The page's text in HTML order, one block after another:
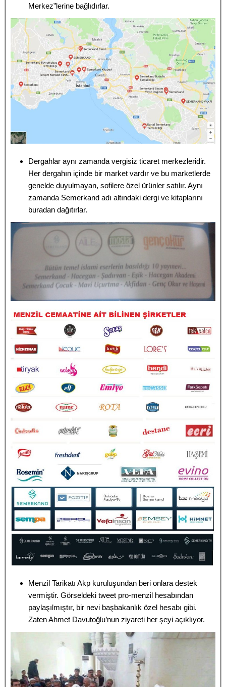
Merkez”lerine bağlıdırlar.
Dergahlar aynı zamanda vergisiz ticaret merkezleridir.
Her dergahın içinde bir market vardır ve bu marketlerde
genelde duyulmayan, sofilere özel ürünler satılır. Aynı
zamanda Semerkand adı altındaki dergi ve kitaplarını
buradan dağıtırlar.
Menzil Tarikatı Akp kuruluşundan beri onlara destek
vermiştir. Görseldeki tweet pro-menzil hesabından
paylaşılmıştır, bir nevi başbakanlık özel hesabı gibi.
Zaten Ahmet Davutoğlu’nun ziyareti her şeyi açıklıyor.